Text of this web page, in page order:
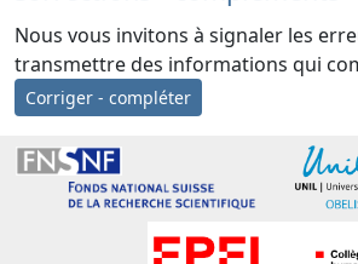
Nous vous invitons à signaler les
transmettre des informations qui
Corriger - compléter